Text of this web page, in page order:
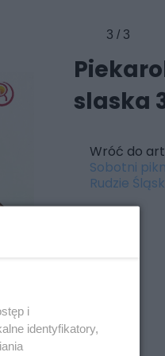
3 / 3
slaska
Wróć do
Sobotni
Rudzie
Skontakuj się
Kontakt
i
identyfikatory,